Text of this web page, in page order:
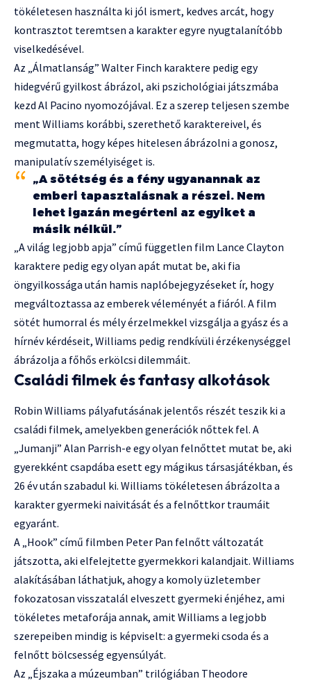
tökéletesen használta ki jól ismert, kedves arcát, hogy
kontrasztot teremtsen a karakter egyre nyugtalanítóbb
viselkedésével.
Az „Álmatlanság” Walter Finch karaktere pedig egy
hidegvérű gyilkost ábrázol, aki pszichológiai játszmába
kezd Al Pacino nyomozójával. Ez a szerep teljesen szembe
ment Williams korábbi, szerethető karaktereivel, és
megmutatta, hogy képes hitelesen ábrázolni a gonosz,
manipulatív személyiséget is.
„A sötétség és a fény ugyanannak az
emberi tapasztalásnak a részei. Nem
lehet igazán megérteni az egyiket a
másik nélkül.”
„A világ legjobb apja” című független film Lance Clayton
karaktere pedig egy olyan apát mutat be, aki fia
öngyilkossága után hamis naplóbejegyzéseket ír, hogy
megváltoztassa az emberek véleményét a fiáról. A film
sötét humorral és mély érzelmekkel vizsgálja a gyász és a
hírnév kérdéseit, Williams pedig rendkívüli érzékenységgel
ábrázolja a főhős erkölcsi dilemmáit.
Családi filmek és fantasy alkotások
Robin Williams pályafutásának jelentős részét teszik ki a
családi filmek, amelyekben generációk nőttek fel. A
„Jumanji” Alan Parrish-e egy olyan felnőttet mutat be, aki
gyerekként csapdába esett egy mágikus társasjátékban, és
26 év után szabadul ki. Williams tökéletesen ábrázolta a
karakter gyermeki naivitását és a felnőttkor traumáit
egyaránt.
A „Hook” című filmben Peter Pan felnőtt változatát
játszotta, aki elfelejtette gyermekkori kalandjait. Williams
alakításában láthatjuk, ahogy a komoly üzletember
fokozatosan visszatalál elveszett gyermeki énjéhez, ami
tökéletes metaforája annak, amit Williams a legjobb
szerepeiben mindig is képviselt: a gyermeki csoda és a
felnőtt bölcsesség egyensúlyát.
Az „Éjszaka a múzeumban” trilógiában Theodore